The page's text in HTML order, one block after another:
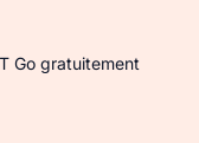
Go gratuitement